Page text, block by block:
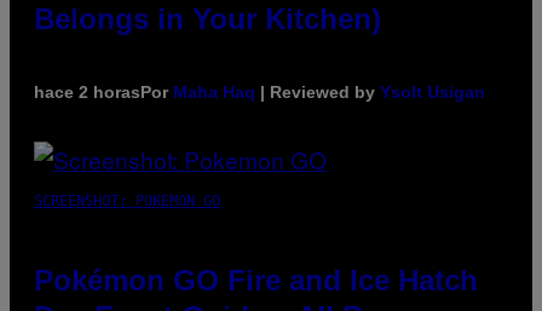
Belongs in Your Kitchen)
hace 2 horasPor Maha Haq | Reviewed by Ysolt Usigan
SCREENSHOT: POKEMON GO
Pokémon GO Fire and Ice Hatch